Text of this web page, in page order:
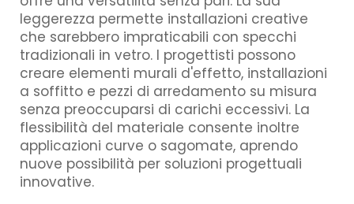
leggerezza permette installazioni creative
che sarebbero impraticabili con specchi
tradizionali in vetro. I progettisti possono
creare elementi murali d'effetto, installazioni
a soffitto e pezzi di arredamento su misura
senza preoccuparsi di carichi eccessivi. La
flessibilità del materiale consente inoltre
applicazioni curve o sagomate, aprendo
nuove possibilità per soluzioni progettuali
innovative.